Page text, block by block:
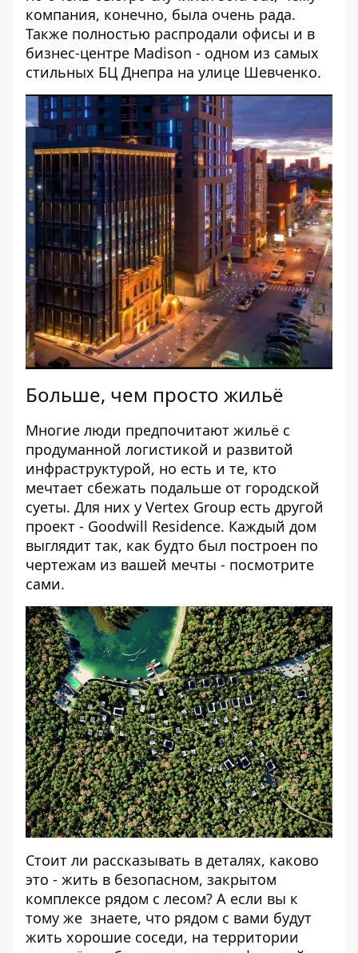
компания, конечно, была очень рада.
Также полностью распродали офисы и в
бизнес-центре Madison - одном из самых
стильных БЦ Днепра на улице Шевченко.
Больше, чем просто жильё
Многие люди предпочитают жильё с
продуманной логистикой и развитой
инфраструктурой, но есть и те, кто
мечтает сбежать подальше от городской
суеты. Для них у Vertex Group есть другой
проект - Goodwill Residence. Каждый дом
выглядит так, как будто был построен по
чертежам из вашей мечты - посмотрите
сами.
Стоит ли рассказывать в деталях, каково
это - жить в безопасном, закрытом
комплексе рядом с лесом? А если вы к
тому же знаете, что рядом с вами будут
жить хорошие соседи, на территории